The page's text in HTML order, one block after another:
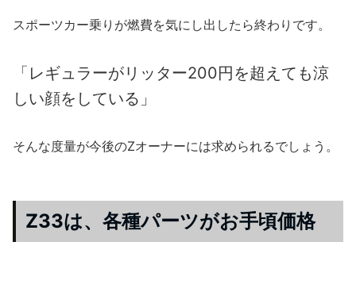
スポーツカー乗りが燃費を気にし出したら終わりです。
「レギュラーがリッター200円を超えても涼
しい顔をしている」
そんな度量が今後のZオーナーには求められるでしょう。
Z33は、各種パーツがお手頃価格